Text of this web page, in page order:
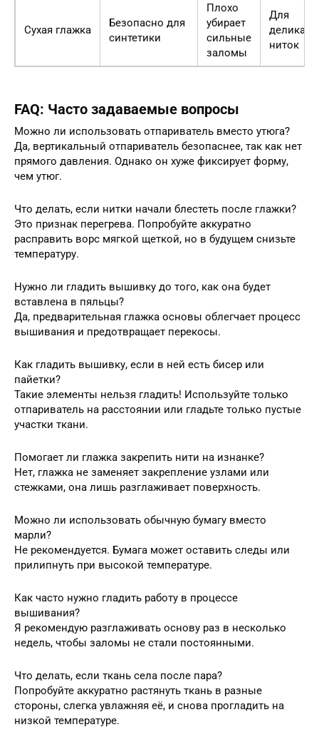
Сухая глажка
Безопасно для
синтетики
Плохо
убирает
сильные
заломы
Для
ниток
FAQ: Часто задаваемые вопросы
Можно ли использовать отпариватель вместо утюга?
Да, вертикальный отпариватель безопаснее, так как нет
прямого давления. Однако он хуже фиксирует форму,
чем утюг.
Что делать, если нитки начали блестеть после глажки?
Это признак перегрева. Попробуйте аккуратно
расправить ворс мягкой щеткой, но в будущем снизьте
температуру.
Нужно ли гладить вышивку до того, как она будет
вставлена в пяльцы?
Да, предварительная глажка основы облегчает процесс
вышивания и предотвращает перекосы.
Как гладить вышивку, если в ней есть бисер или
пайетки?
Такие элементы нельзя гладить! Используйте только
отпариватель на расстоянии или гладьте только пустые
участки ткани.
Помогает ли глажка закрепить нити на изнанке?
Нет, глажка не заменяет закрепление узлами или
стежками, она лишь разглаживает поверхность.
Можно ли использовать обычную бумагу вместо
марли?
Не рекомендуется. Бумага может оставить следы или
прилипнуть при высокой температуре.
Как часто нужно гладить работу в процессе
вышивания?
Я рекомендую разглаживать основу раз в несколько
недель, чтобы заломы не стали постоянными.
Что делать, если ткань села после пара?
Попробуйте аккуратно растянуть ткань в разные
стороны, слегка увлажняя её, и снова прогладить на
низкой температуре.